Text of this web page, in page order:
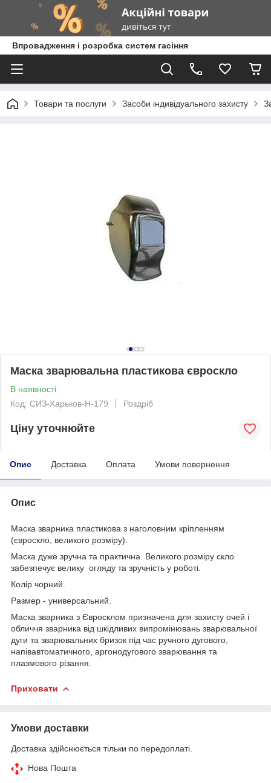
Впровадження і розробка систем гасіння
Товари та послуги Засоби індивідуального захисту
Маска зварювальна пластикова євроскло
В наявності
Код: СИЗ-Харьков-Н-179
Роздріб
Ціну уточнюйте
Опис Доставка Оплата Умови повернення
Опис
Маска зварника пластикова з наголовним кріпленням
(євроскло, великого розміру).
Маска дуже зручна та практична. Великого розміру скло
забезпечує велику огляду та зручність у роботі.
Колір чорний.
Размер - универсальний.
Маска зварника з Євросклом призначена для захисту очей і
обличчя зварника від шкідливих випромінювань зварювальної
дуги та зварювальних бризок під час ручного дугового,
напівавтоматичного, аргонодугового зварювання та
плазмового різання.
Приховати
Умови доставки
Доставка здійснюється тільки по передоплаті.
Нова Пошта